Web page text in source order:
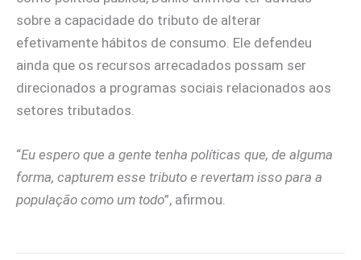
sobre a capacidade do tributo de alterar
efetivamente hábitos de consumo. Ele defendeu
ainda que os recursos arrecadados possam ser
direcionados a programas sociais relacionados aos
setores tributados.
“Eu espero que a gente tenha políticas que, de alguma
forma, capturem esse tributo e revertam isso para a
população como um todo”, afirmou.